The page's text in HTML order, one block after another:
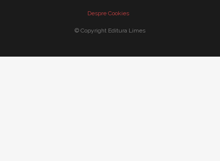
Despre Cookies
© Copyright Editura Limes